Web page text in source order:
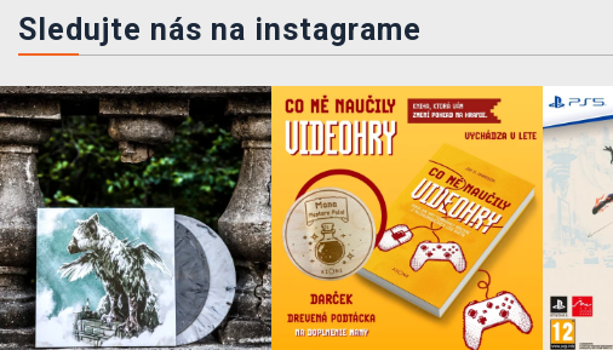
Sledujte nás na instagrame